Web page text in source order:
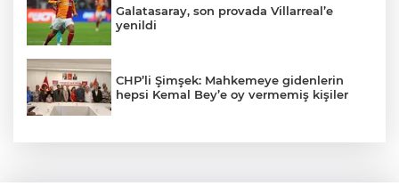
Galatasaray, son provada Villarreal’e
yenildi
CHP’li Şimşek: Mahkemeye gidenlerin
hepsi Kemal Bey’e oy vermemiş kişiler